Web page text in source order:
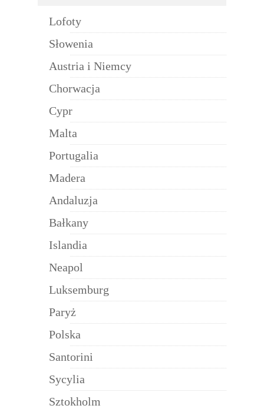
Lofoty
Słowenia
Austria i Niemcy
Chorwacja
Cypr
Malta
Portugalia
Madera
Andaluzja
Bałkany
Islandia
Neapol
Luksemburg
Paryż
Polska
Santorini
Sycylia
Sztokholm